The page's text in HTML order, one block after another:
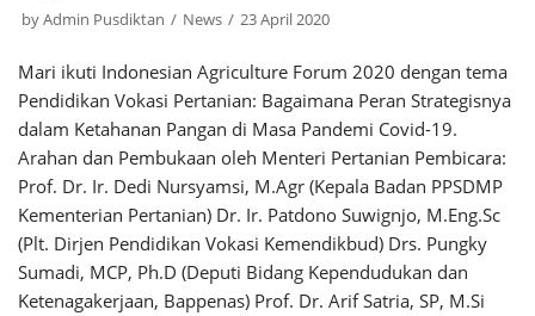
byAdmin Pusdiktan News 23 April 2020
Mari ikuti Indonesian Agriculture Forum 2020 dengan tema
Pendidikan Vokasi Pertanian: Bagaimana Peran Strategisnya
dalam Ketahanan Pangan di Masa Pandemi Covid-19.
Arahan dan Pembukaan oleh Menteri Pertanian Pembicara:
Prof. Dr. Ir. Dedi Nursyamsi, M.Agr (Kepala Badan PPSDMP
Kementerian Pertanian) Dr. Ir. Patdono Suwignjo, M.Eng.Sc
(Plt. Dirjen Pendidikan Vokasi Kemendikbud) Drs. Pungky
Sumadi, MCP, Ph.D (Deputi Bidang Kependudukan dan
Ketenagakerjaan, Bappenas) Prof. Dr. Arif Satria, SP, M.Si